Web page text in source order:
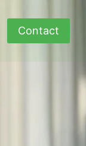
Contact